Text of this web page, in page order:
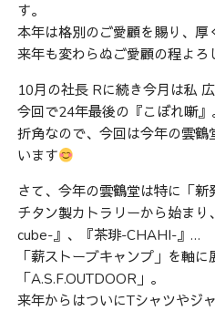
す。
本年は格別のご愛顧を賜り、厚
来年も変わらぬご愛顧の程よろ
10月の社長 Rに続き今月は私
今回で24年最後の『こぼれ噺』
折角なので、今回は今年の雲
います
さて、今年の雲鶴堂は特に「新
チタン製カトラリーから始ま
cube-』、『茶琲-CHAHI-』…
「薪ストーブキャンプ」を軸
「A.S.F.OUTDOOR」。
来年からはついにTシャツやジ